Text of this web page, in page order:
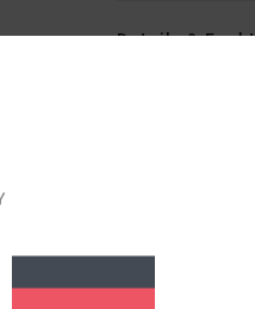
Details &
Kragen/